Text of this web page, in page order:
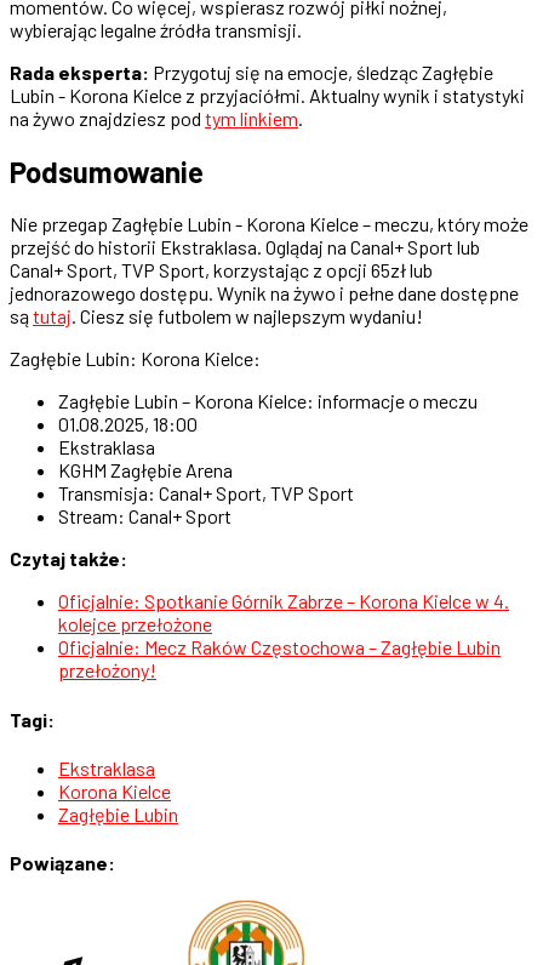
momentów. Co więcej, wspierasz rozwój piłki nożnej,
wybierając legalne źródła transmisji.
Rada eksperta: Przygotuj się na emocje, śledząc Zagłębie
Lubin - Korona Kielce z przyjaciółmi. Aktualny wynik i statystyki
na żywo znajdziesz pod tym linkiem
Podsumowanie
Nie przegap Zagłębie Lubin - Korona Kielce – meczu, który może
przejść do historii Ekstraklasa. Oglądaj na Canal+ Sport lub
Canal+ Sport, TVP Sport, korzystając z opcji 65zł lub
jednorazowego dostępu. Wynik na żywo i pełne dane dostępne
sątutaj. Ciesz się futbolem w najlepszym wydaniu!
Zagłębie Lubin: Korona Kielce:
Zagłębie Lubin – Korona Kielce: informacje o meczu
01.08.2025, 18:00
Ekstraklasa
KGHM Zagłębie Arena
Transmisja: Canal+ Sport, TVP Sport
Stream: Canal+ Sport
Czytaj także:
Oficjalnie: Spotkanie Górnik Zabrze – Korona Kielce w 4.
kolejce przełożone
Oficjalnie: Mecz Raków Częstochowa – Zagłębie Lubin
przełożony!
Tagi:
Ekstraklasa
Korona Kielce
Zagłębie Lubin
Powiązane: